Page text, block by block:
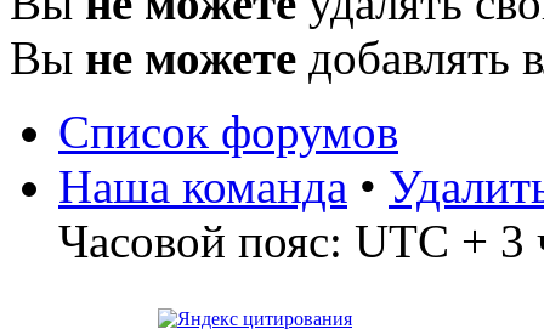
Вы не можете добавлять
Список форумов
Наша команда •
Часовой пояс: UTC + 3